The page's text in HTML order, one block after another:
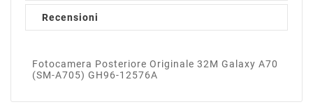
Recensioni
Fotocamera Posteriore Originale 32M Galaxy A70
(SM-A705) GH96-12576A